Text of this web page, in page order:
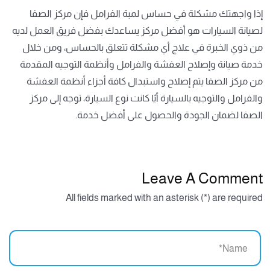
إذا واجهتك مشكلة في حساس لمبة الفرامل فإن مركز الصفا
لصيانة السيارات هو أفضل مركز يساعدك بفضل فريق العمل لديه
من ذوي الخبرة في علاج أي مشكلة تتعلق بالحساس، ومن خلال
خدمة صيانة وإصلاح العفشة والفرامل وأنظمة التوجيه المقدمة
من مركز الصفا يتم إصلاح واستبدال كافة أجزاء أنظمة العفشة
والفرامل والتوجيه بالسيارة أيًا كانت نوع السيارة، توجه إلى مركز
الصفا لضمان الجودة والحصول على أفضل خدمة.
Leave A Comment
All fields marked with an asterisk (*) are required